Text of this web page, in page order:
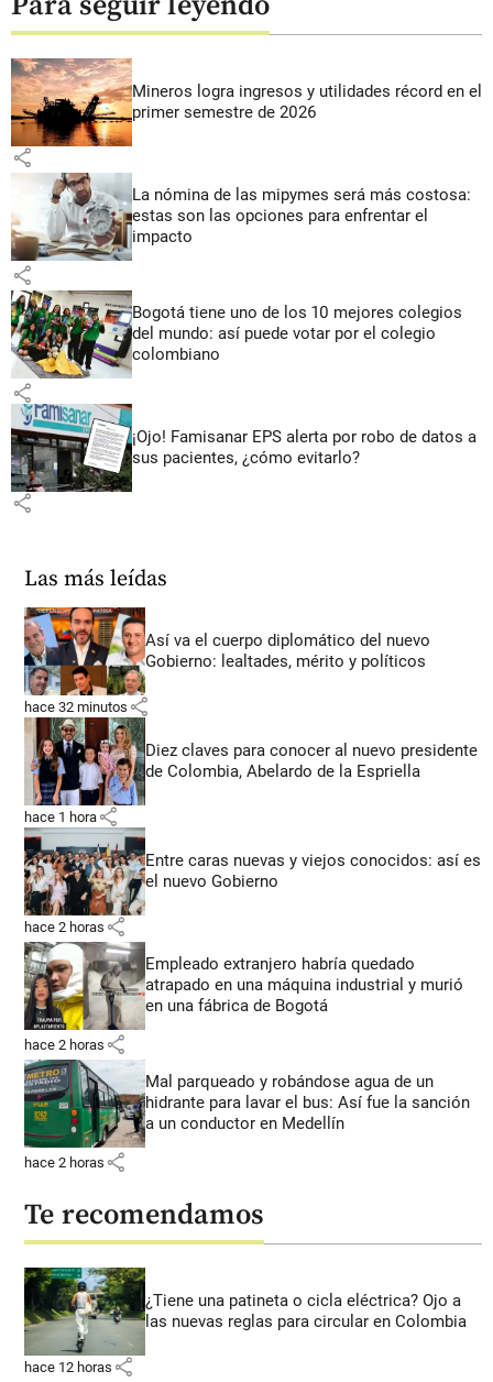
Mineros logra ingresos y utilidades récord en el
primer semestre de 2026
share
La nómina de las mipymes será más costosa:
estas son las opciones para enfrentar el
impacto
share
Bogotá tiene uno de los 10 mejores colegios
del mundo: así puede votar por el colegio
colombiano
share
¡Ojo! Famisanar EPS alerta por robo de datos a
sus pacientes, ¿cómo evitarlo?
share
Las más leídas
Así va el cuerpo diplomático del nuevo
Gobierno: lealtades, mérito y políticos
hace 32 minutos share
Diez claves para conocer al nuevo presidente
de Colombia, Abelardo de la Espriella
hace 1 hora share
Entre caras nuevas y viejos conocidos: así es
el nuevo Gobierno
hace 2 horas share
Empleado extranjero habría quedado
atrapado en una máquina industrial y murió
en una fábrica de Bogotá
hace 2 horas share
Mal parqueado y robándose agua de un
hidrante para lavar el bus: Así fue la sanción
a un conductor en Medellín
hace 2 horas share
Te recomendamos
¿Tiene una patineta o cicla eléctrica? Ojo a
las nuevas reglas para circular en Colombia
hace 12 horas share